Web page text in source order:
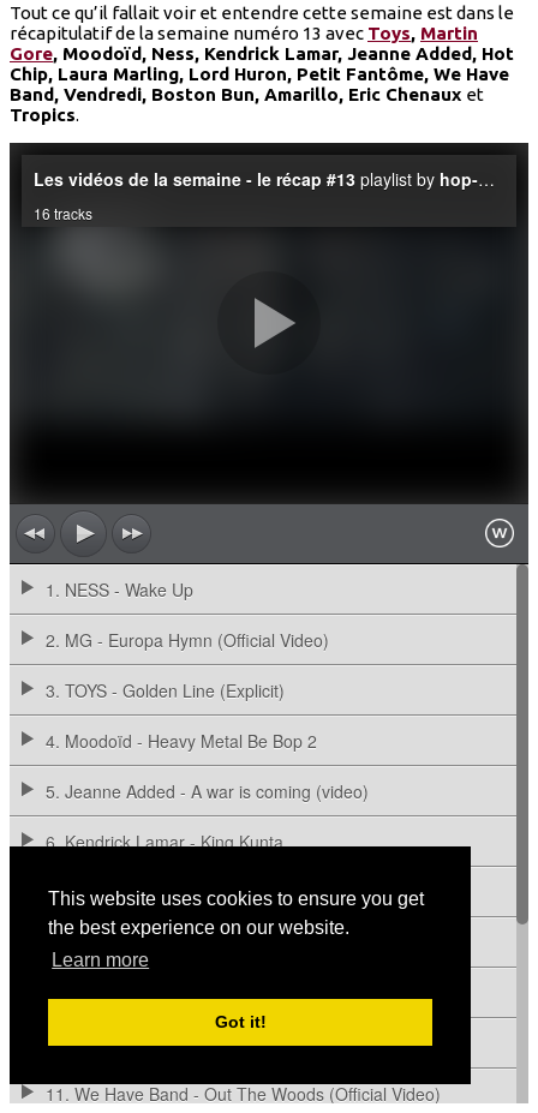
Tout ce qu’il fallait voir et entendre cette semaine est dans le
récapitulatif de la semaine numéro 13 avec Toys, Martin
Gore, Moodoïd, Ness, Kendrick Lamar, Jeanne Added, Hot
Chip, Laura Marling, Lord Huron, Petit Fantôme, We Have
Band, Vendredi, Boston Bun, Amarillo, Eric Chenaux et
Tropics.